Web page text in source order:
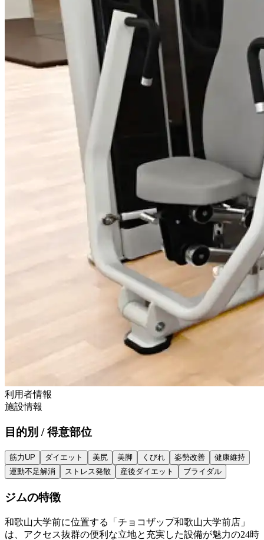
利用者情報
施設情報
目的別 / 得意部位
筋力UP ダイエット 美尻 美脚 くびれ 姿勢改善
健康維持
運動不足解消
ストレス発散 産後ダイエット ブライダル
ジムの特徴
和歌山大学前に位置する「チョコザップ和歌山大学前店」
は、アクセス抜群の便利な立地と充実した設備が魅力の24時